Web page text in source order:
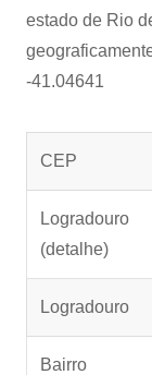
estado de Rio
-41.04641
CEP
Logradouro
(detalhe)
Logradouro
Bairro